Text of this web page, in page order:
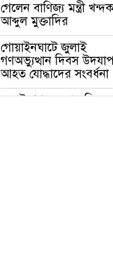
গেলেন বাণিজ্য মন্ত্রী
আব্দুল মুক্তাদির
গোয়াইনঘাটে জুলাই
গণঅভ্যুত্থান দিবস
আহত যোদ্ধাদের সংবর্ধনা
জুলাই গণঅভ্যুত্থান দিবসে